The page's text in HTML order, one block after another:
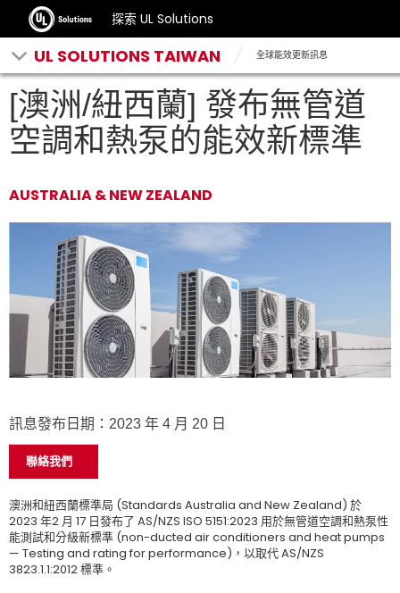
探索 UL Solutions
UL SOLUTIONS TAIWAN 全球能效更新訊息
[澳洲/紐西蘭] 發布無管道
空調和熱泵的能效新標準
AUSTRALIA & NEW ZEALAND
訊息發布日期：2023 年 4 月 20 日
聯絡我們
澳洲和紐西蘭標準局 (Standards Australia and New Zealand) 於
2023 年2 月 17 日發布了 AS/NZS ISO 5151:2023 用於無管道空調和熱泵性
能測試和分級新標準 (non-ducted air conditioners and heat pumps
— Testing and rating for performance)，以取代 AS/NZS
3823.1.1:2012 標準。